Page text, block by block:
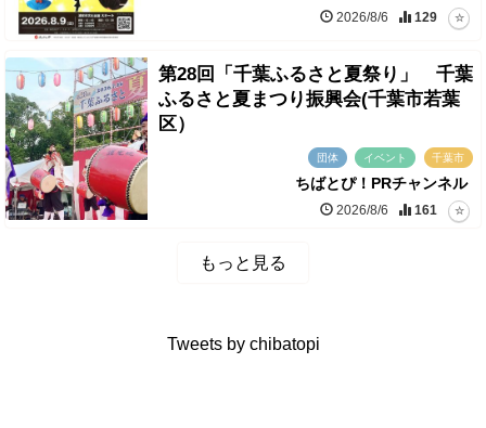
2026/8/6 129
第28回「千葉ふるさと夏祭り」 千葉
ふるさと夏まつり振興会(千葉市若葉
区）
団体 イベント 千葉市
ちばとぴ！PRチャンネル
2026/8/6 161
もっと見る
Tweets by chibatopi